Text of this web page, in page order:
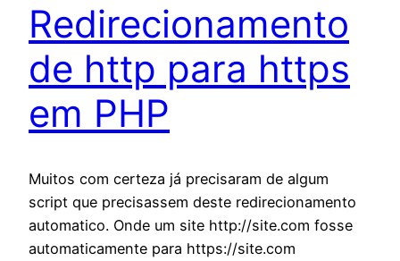
Redirecionamento
de http para https
em PHP
Muitos com certeza já precisaram de algum
script que precisassem deste redirecionamento
automatico. Onde um site http://site.com fosse
automaticamente para https://site.com